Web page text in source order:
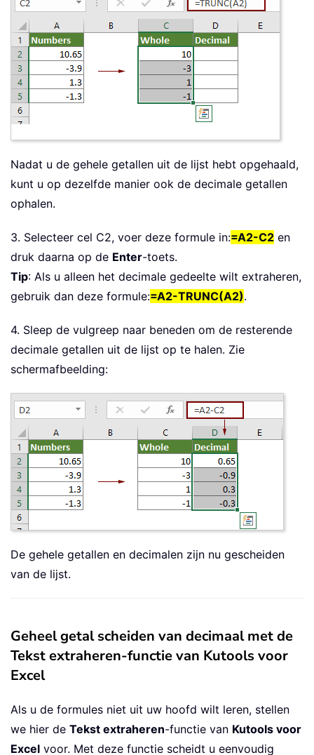
Nadat u de gehele getallen uit de lijst hebt opgehaald,
kunt u op dezelfde manier ook de decimale getallen
ophalen.
3. Selecteer cel C2, voer deze formule in:=A2-C2 en
druk daarna op de Enter-toets.
Tip: Als u alleen het decimale gedeelte wilt extraheren,
gebruik dan deze formule:=A2-TRUNC(A2).
4. Sleep de vulgreep naar beneden om de resterende
decimale getallen uit de lijst op te halen. Zie
schermafbeelding:
De gehele getallen en decimalen zijn nu gescheiden
van de lijst.
Geheel getal scheiden van decimaal met de
Tekst extraheren-functie van Kutools voor
Excel
Als u de formules niet uit uw hoofd wilt leren, stellen
we hier de Tekst extraheren-functie van Kutools voor
Excel voor. Met deze functie scheidt u eenvoudig